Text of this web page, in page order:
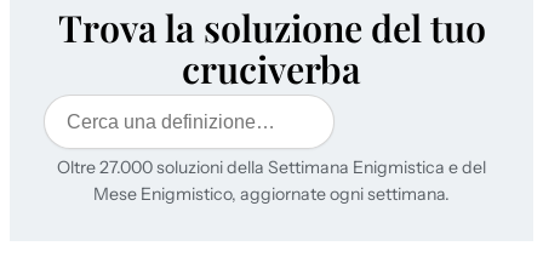
Trova la soluzione del tuo
cruciverba
Cerca
Oltre 27.000 soluzioni della Settimana Enigmistica e del
Mese Enigmistico, aggiornate ogni settimana.